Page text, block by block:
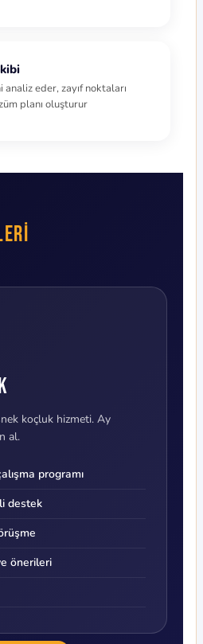
analiz eder, zayıf noktaları
planı oluşturur
koçluk hizmeti. Ay
al.
programı
destek
önerileri